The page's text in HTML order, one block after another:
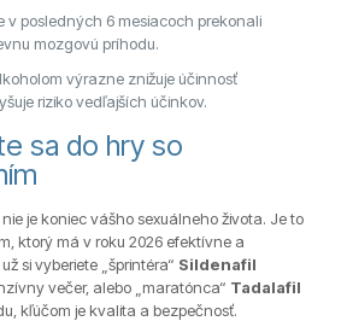
v posledných 6 mesiacoch prekonali
mozgovú príhodu.
výrazne znižuje účinnosť
riziko vedľajších účinkov.
sa do hry so
je koniec vášho sexuálneho života. Je to
ktorý má v roku 2026 efektívne a
si vyberiete „šprintéra“ Sildenafil
večer, alebo „maratónca“ Tadalafil
kľúčom je kvalita a bezpečnosť.